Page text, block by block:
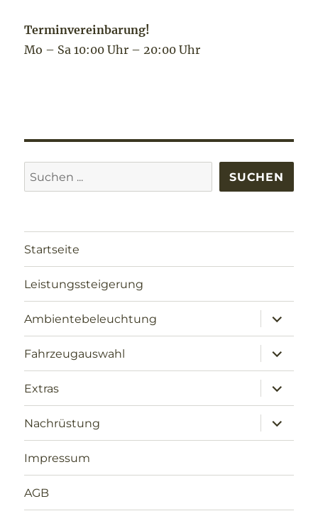
Terminvereinbarung!
Mo – Sa 10:00 Uhr – 20:00 Uhr
Suchen SUCHEN
Startseite
Leistungssteigerung
Ambientebeleuchtung
öffnen
Fahrzeugauswahl
öffnen
Extras
öffnen
Nachrüstung
öffnen
Impressum
AGB